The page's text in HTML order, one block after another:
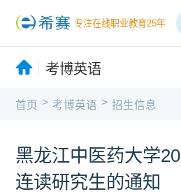
专注在线职业教育25年
考博英语
首页 > 考博英语 > 招生信息
黑龙江中医药大学
连读研究生的通知